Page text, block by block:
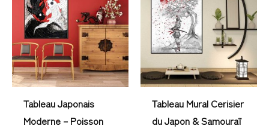
Tableau Japonais
Moderne – Poisson
23,99€
à
138,99€
Tableau Mural Cerisier
du Japon & Samouraï
23,99€
à
123,99€